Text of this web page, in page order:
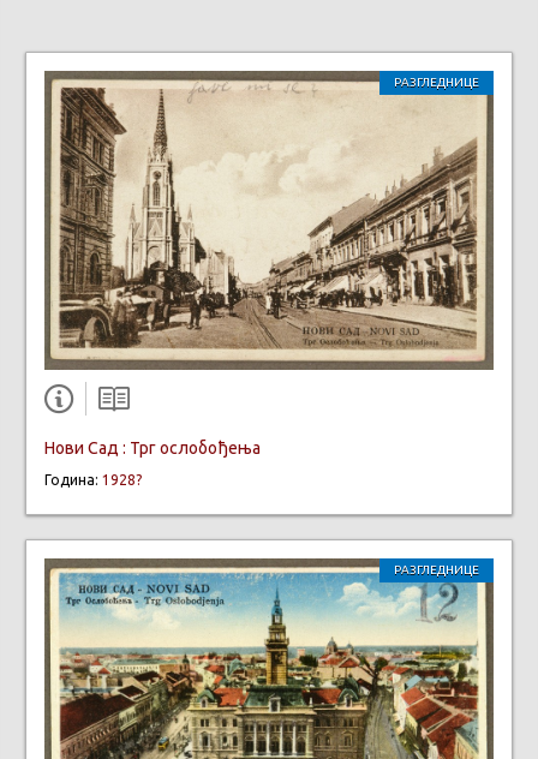
РАЗГЛЕДНИЦЕ
Нови Сад : Трг ослобођења
Година: 1928?
РАЗГЛЕДНИЦЕ